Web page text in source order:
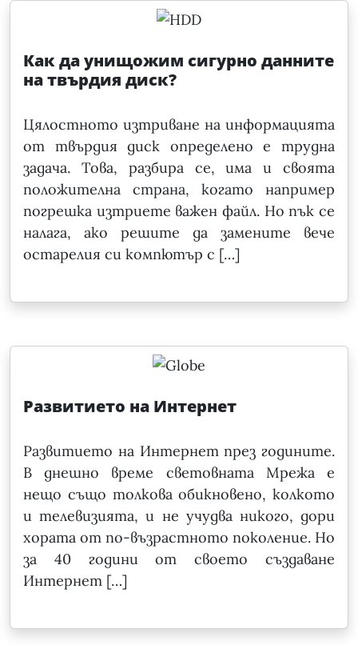
Как да унищожим сигурно данните
на твърдия диск?
Цялостното изтриване на информацията
от твърдия диск определено е трудна
задача. Това, разбира се, има и своята
положителна страна, когато например
погрешка изтриете важен файл. Но пък се
налага, ако решите да замените вече
остарелия си компютър с […]
Развитието на Интернет
Развитието на Интернет през годините.
В днешно време световната Мрежа е
нещо също толкова обикновено, колкото
и телевизията, и не учудва никого, дори
хората от по-възрастното поколение. Но
за 40 години от своето създаване
Интернет […]